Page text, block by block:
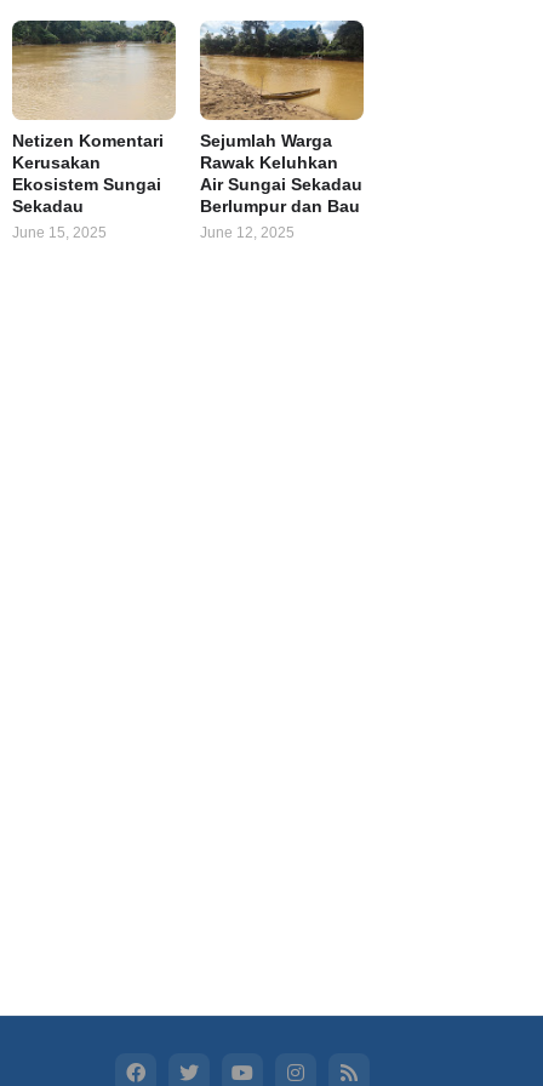
Netizen Komentari
Kerusakan
Ekosistem Sungai
Sekadau
June 15, 2025
Sejumlah Warga
Rawak Keluhkan
Air Sungai Sekadau
Berlumpur dan Bau
June 12, 2025